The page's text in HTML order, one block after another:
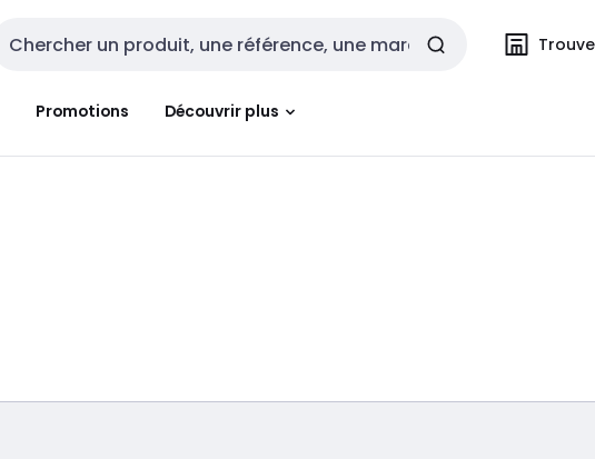
Entrée de recherche
Promotions Découvrir plus